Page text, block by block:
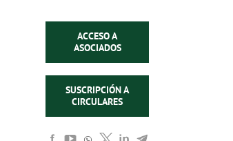
ACCESO A
ASOCIADOS
SUSCRIPCIÓN A
CIRCULARES